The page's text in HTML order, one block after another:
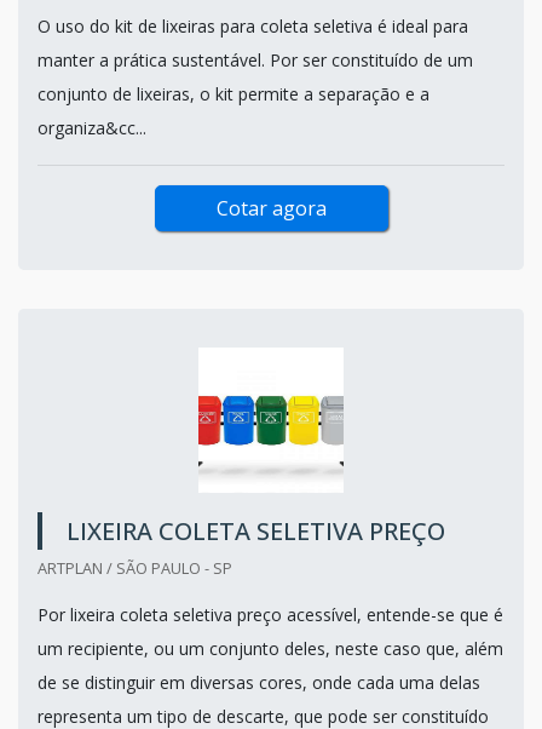
O uso do kit de lixeiras para coleta seletiva é ideal para
manter a prática sustentável. Por ser constituído de um
conjunto de lixeiras, o kit permite a separação e a
organiza&cc...
Cotar agora
LIXEIRA COLETA SELETIVA PREÇO
ARTPLAN / SÃO PAULO - SP
Por lixeira coleta seletiva preço acessível, entende-se que é
um recipiente, ou um conjunto deles, neste caso que, além
de se distinguir em diversas cores, onde cada uma delas
representa um tipo de descarte, que pode ser constituído